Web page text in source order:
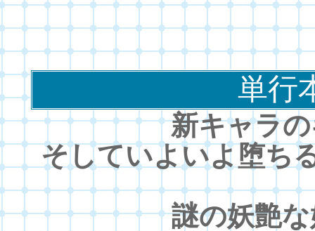
単行
新キャラ
そしていよいよ堕ち
謎の妖艶